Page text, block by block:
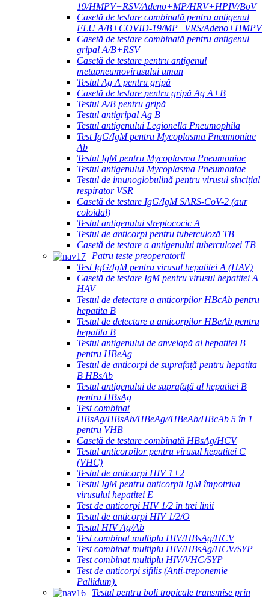
19/HMPV+RSV/Adeno+MP/HRV+HPIV/BoV
Casetă de testare combinată pentru antigenul
FLU A/B+COVID-19/MP+VRS/Adeno+HMPV
Casetă de testare combinată pentru antigenul
gripal A/B+RSV
Casetă de testare pentru antigenul
metapneumovirusului uman
Testul Ag A pentru gripă
Casetă de testare pentru gripă Ag A+B
Testul A/B pentru gripă
Testul antigripal Ag B
Testul antigenului Legionella Pneumophila
Test IgG/IgM pentru Mycoplasma Pneumoniae
Ab
Testul IgM pentru Mycoplasma Pneumoniae
Testul antigenului Mycoplasma Pneumoniae
Testul de imunoglobulină pentru virusul sincițial
respirator VSR
Casetă de testare IgG/IgM SARS-CoV-2 (aur
coloidal)
Testul antigenului streptococic A
Testul de anticorpi pentru tuberculoză TB
Casetă de testare a antigenului tuberculozei TB
Patru teste preoperatorii
Test IgG/IgM pentru virusul hepatitei A (HAV)
Casetă de testare IgM pentru virusul hepatitei A
HAV
Testul de detectare a anticorpilor HBcAb pentru
hepatita B
Testul de detectare a anticorpilor HBeAb pentru
hepatita B
Testul antigenului de anvelopă al hepatitei B
pentru HBeAg
Testul de anticorpi de suprafață pentru hepatita
B HBsAb
Testul antigenului de suprafață al hepatitei B
pentru HBsAg
Test combinat
HBsAg/HBsAb/HBeAg//HBeAb/HBcAb 5 în 1
pentru VHB
Casetă de testare combinată HBsAg/HCV
Testul anticorpilor pentru virusul hepatitei C
(VHC)
Testul de anticorpi HIV 1+2
Testul IgM pentru anticorpii IgM împotriva
virusului hepatitei E
Test de anticorpi HIV 1/2 în trei linii
Testul de anticorpi HIV 1/2/O
Testul HIV Ag/Ab
Test combinat multiplu HIV/HBsAg/HCV
Test combinat multiplu HIV/HBsAg/HCV/SYP
Test combinat multiplu HIV/VHC/SYP
Test de anticorpi sifilis (Anti-treponemie
Pallidum).
Testul pentru boli tropicale transmise prin